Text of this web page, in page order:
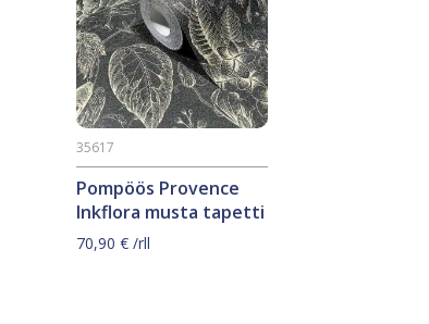
Pompöös Provence
Inkflora musta tapetti
35617
70,90 € /rll